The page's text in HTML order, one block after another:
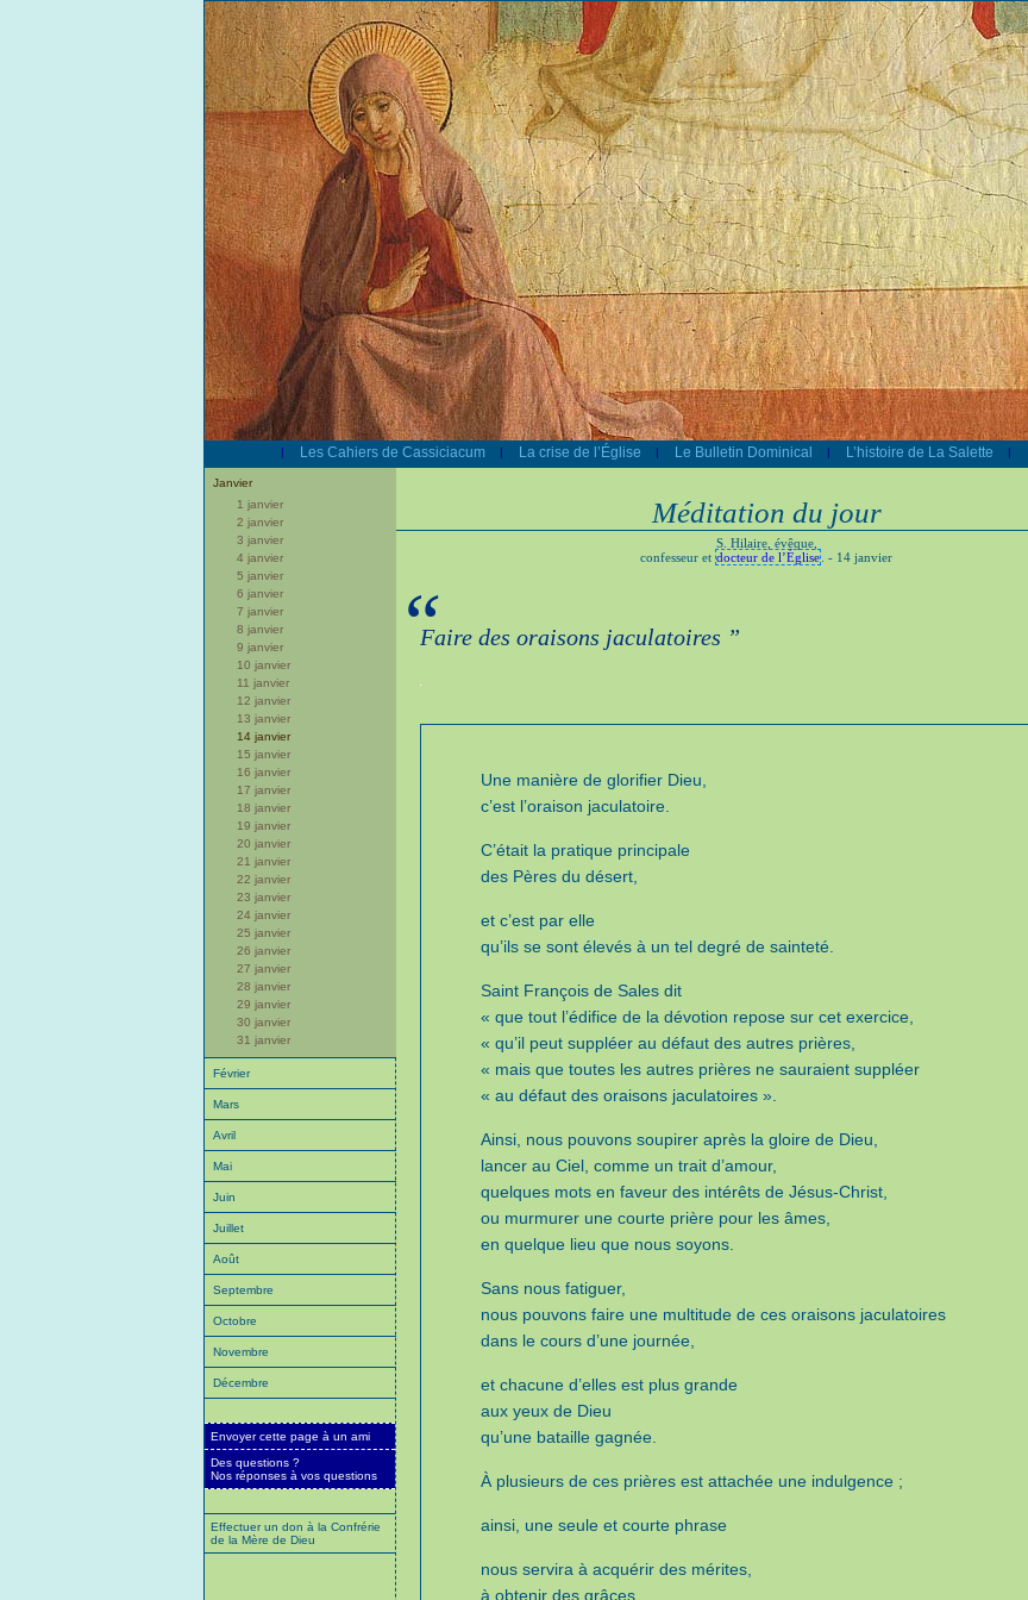
| Les Cahiers de Cassiciacum | La crise de l’Église | Le Bulletin Dominical | L’histoire de La Salette |
Janvier
1 janvier
2 janvier
3 janvier
4 janvier
5 janvier
6 janvier
7 janvier
8 janvier
9 janvier
10 janvier
11 janvier
12 janvier
13 janvier
14 janvier
15 janvier
16 janvier
17 janvier
18 janvier
19 janvier
20 janvier
21 janvier
22 janvier
23 janvier
24 janvier
25 janvier
26 janvier
27 janvier
28 janvier
29 janvier
30 janvier
31 janvier
Février
Mars
Avril
Mai
Juin
Juillet
Août
Septembre
Octobre
Novembre
Décembre
Envoyer cette page à un ami
Des questions ?
Nos réponses à vos questions
Effectuer un don à la Confrérie
de la Mère de Dieu
Méditation du jour
S. Hilaire, évêque,
confesseur et docteur de l’Église . - 14 janvier
“
Faire des oraisons jaculatoires ”
Une manière de glorifier Dieu,
c’est l’oraison jaculatoire.
C’était la pratique principale
des Pères du désert,
et c’est par elle
qu’ils se sont élevés à un tel degré de sainteté.
Saint François de Sales dit
« que tout l’édifice de la dévotion repose sur cet exercice,
« qu’il peut suppléer au défaut des autres prières,
« mais que toutes les autres prières ne sauraient suppléer
« au défaut des oraisons jaculatoires ».
Ainsi, nous pouvons soupirer après la gloire de Dieu,
lancer au Ciel, comme un trait d’amour,
quelques mots en faveur des intérêts de Jésus-Christ,
ou murmurer une courte prière pour les âmes,
en quelque lieu que nous soyons.
Sans nous fatiguer,
nous pouvons faire une multitude de ces oraisons jaculatoires
dans le cours d’une journée,
et chacune d’elles est plus grande
aux yeux de Dieu
qu’une bataille gagnée.
À plusieurs de ces prières est attachée une indulgence ;
ainsi, une seule et courte phrase
nous servira à acquérir des mérites,
à obtenir des grâces,